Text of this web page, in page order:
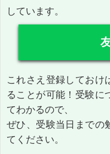
しています。
これさえ登録しておけ
ることが可能！受験に
てわかるので、
ぜひ、受験当日までの
てください。